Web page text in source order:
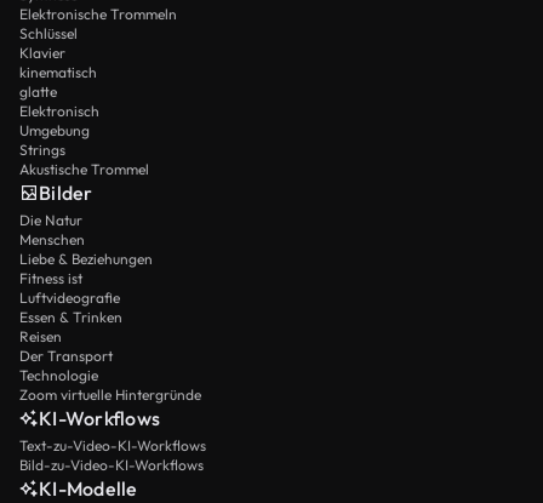
Elektronische Trommeln
Schlüssel
Klavier
kinematisch
glatte
Elektronisch
Umgebung
Strings
Akustische Trommel
Bilder
Die Natur
Menschen
Liebe & Beziehungen
Fitness ist
Luftvideografie
Essen & Trinken
Reisen
Der Transport
Technologie
Zoom virtuelle Hintergründe
KI-Workflows
Text-zu-Video-KI-Workflows
Bild-zu-Video-KI-Workflows
KI-Modelle